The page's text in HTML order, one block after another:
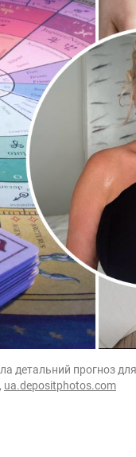
детальний прогноз
ua.depositphotos.com